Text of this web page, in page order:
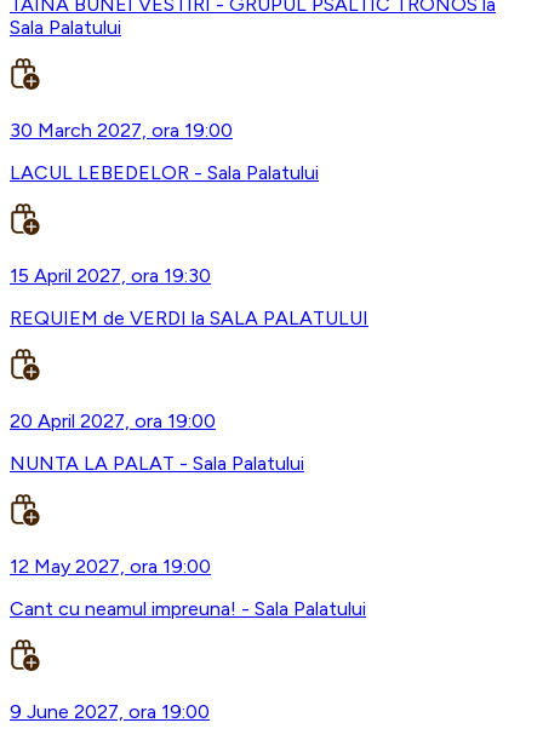
Sala Palatului
30 March 2027, ora 19:00
LACUL LEBEDELOR - Sala Palatului
15 April 2027, ora 19:30
REQUIEM de VERDI la SALA PALATULUI
20 April 2027, ora 19:00
NUNTA LA PALAT - Sala Palatului
12 May 2027, ora 19:00
Cant cu neamul impreuna! - Sala Palatului
9 June 2027, ora 19:00